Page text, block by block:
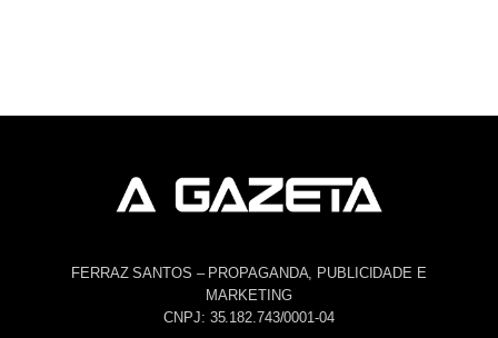
FERRAZ SANTOS – PROPAGANDA, PUBLICIDADE E
MARKETING
CNPJ: 35.182.743/0001-04